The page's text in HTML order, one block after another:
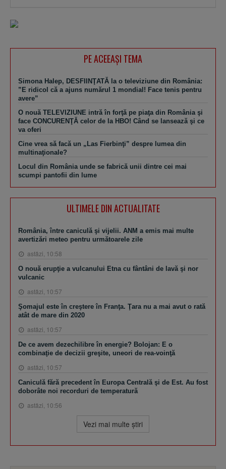
PE ACEEAŞI TEMA
Simona Halep, DESFIINŢATĂ la o televiziune din România:
”E ridicol că a ajuns numărul 1 mondial! Face tenis pentru
avere”
O nouă TELEVIZIUNE intră în forţă pe piaţa din România şi
face CONCURENŢĂ celor de la HBO! Când se lansează şi ce
va oferi
Cine vrea să facă un „Las Fierbinţi” despre lumea din
multinaţionale?
Locul din România unde se fabrică unii dintre cei mai
scumpi pantofii din lume
ULTIMELE DIN ACTUALITATE
România, între caniculă şi vijelii. ANM a emis mai multe
avertizări meteo pentru următoarele zile
astăzi, 10:58
O nouă erupţie a vulcanului Etna cu fântâni de lavă şi nor
vulcanic
astăzi, 10:57
Şomajul este în creştere în Franţa. Ţara nu a mai avut o rată
atât de mare din 2020
astăzi, 10:57
De ce avem dezechilibre în energie? Bolojan: E o
combinaţie de decizii greşite, uneori de rea-voinţă
astăzi, 10:57
Caniculă fără precedent în Europa Centrală şi de Est. Au fost
doborâte noi recorduri de temperatură
astăzi, 10:56
Vezi mai multe ştiri